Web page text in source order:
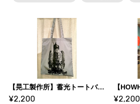
【晃工製作所】蓄光トートバッグ
¥2,200 ¥2,200